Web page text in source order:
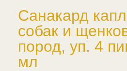
Санакард
собак и
пород, уп. 4
мл